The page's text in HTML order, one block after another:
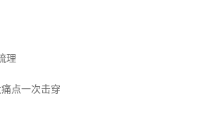
理
点一次击穿